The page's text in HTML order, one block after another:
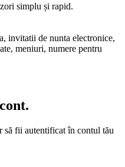
simplu și rapid.
invitatii de nunta electronice,
meniuri, numere pentru
să fii autentificat în contul tău